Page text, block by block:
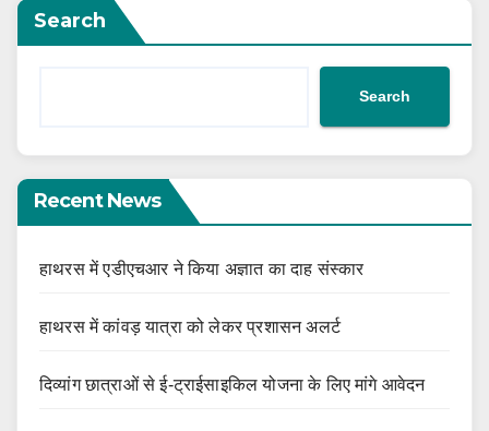
Search
Search
Recent News
हाथरस में एडीएचआर ने किया अज्ञात का दाह संस्कार
हाथरस में कांवड़ यात्रा को लेकर प्रशासन अलर्ट
दिव्यांग छात्राओं से ई-ट्राईसाइकिल योजना के लिए मांगे आवेदन